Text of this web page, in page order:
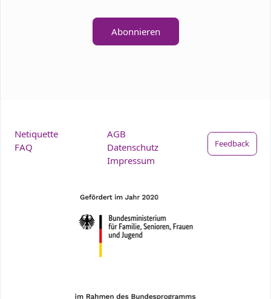
Abonnieren
Netiquette
FAQ
AGB
Datenschutz
Impressum
Feedback